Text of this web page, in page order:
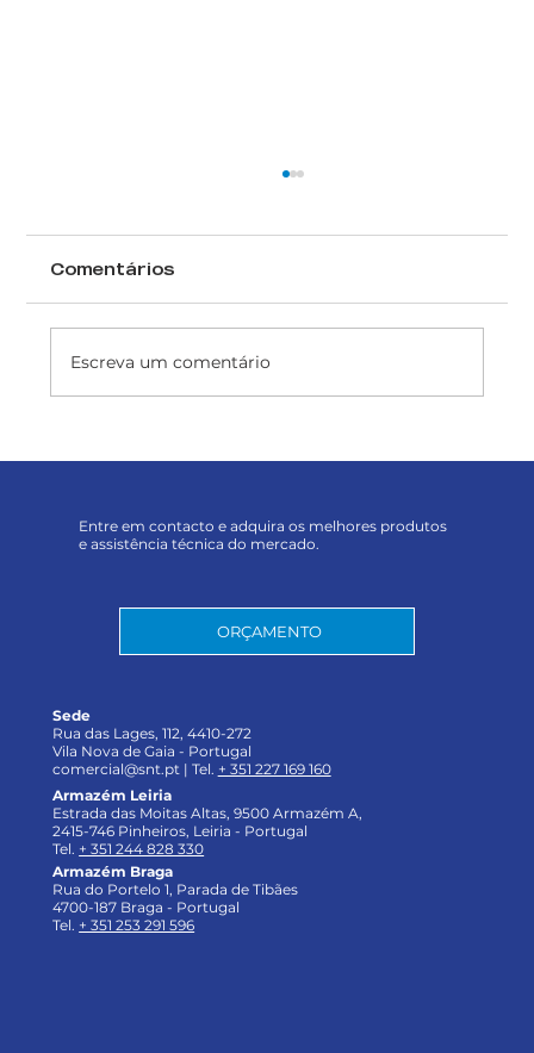
Comentários
Escreva um comentário
Sede
Rua das Lages, 112, 4410-272
Vila Nova de Gaia - Portugal
comercial@snt.pt | Tel. + 351 227 169 160
Armazém Leiria
Estrada das Moitas Altas, 9500 Armazém A,
2415-746 Pinheiros, Leiria - Portugal
Tel. + 351 244 828 330
Armazém Braga
Rua do Portelo 1, Parada de Tibães
4700-187 Braga - Portugal
Tel. + 351 253 291 596
Entre em contacto e adquira os melhores produtos
e assistência técnica do mercado.
ORÇAMENTO